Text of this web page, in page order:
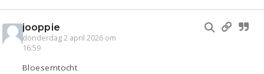
jooppie
donderdag 2 april 2026 om
16:59
Bloesemtocht